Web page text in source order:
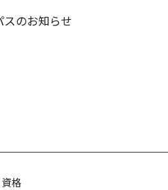
のお知らせ
格